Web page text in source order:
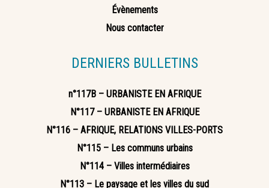
Évènements
Nous contacter
DERNIERS BULLETINS
n°117B – URBANISTE EN AFRIQUE
N°117 – URBANISTE EN AFRIQUE
N°116 – AFRIQUE, RELATIONS VILLES-PORTS
N°115 – Les communs urbains
N°114 – Villes intermédiaires
N°113 – Le paysage et les villes du sud